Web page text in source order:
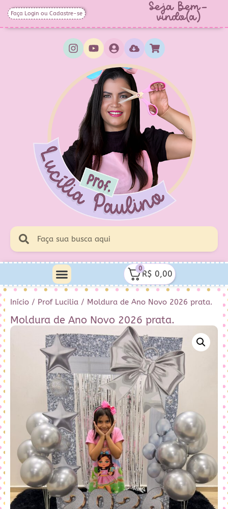
Faça Login ou Cadastre-se Seja Bem-
vindo(a)
0
R$ 0,00
Início / Prof Lucilia / Moldura de Ano Novo 2026 prata.
Moldura de Ano Novo 2026 prata.